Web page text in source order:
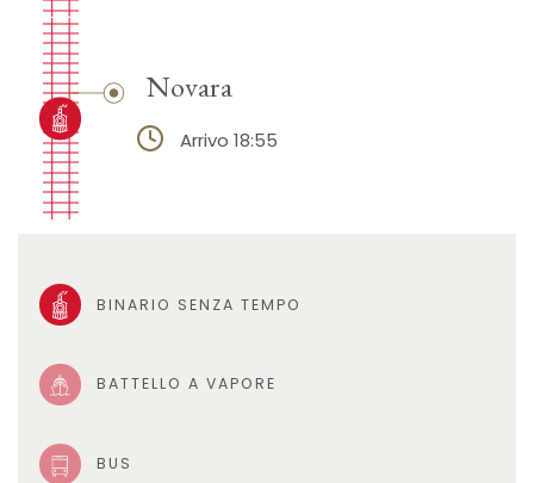
Novara
Arrivo 18:55
BINARIO SENZA TEMPO
BATTELLO A VAPORE
BUS